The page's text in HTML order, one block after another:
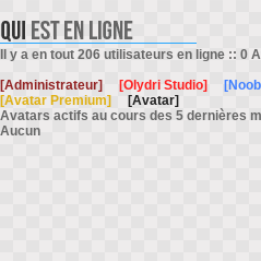
Il y a en tout 206 utilisateurs en ligne :: 0
[Administrateur]
[Olydri Studio]
[Avatar Premium]
[Avatar]
Avatars actifs au cours des 5 dernières
Aucun